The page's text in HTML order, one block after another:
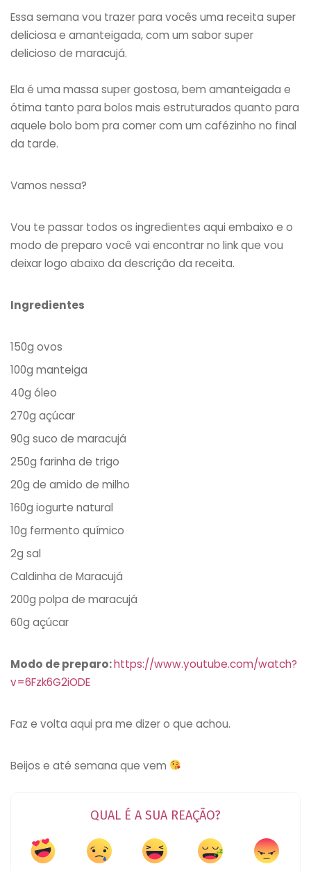
Essa semana vou trazer para vocês uma receita super
deliciosa e amanteigada, com um sabor super
delicioso de maracujá.
Ela é uma massa super gostosa, bem amanteigada e
ótima tanto para bolos mais estruturados quanto para
aquele bolo bom pra comer com um cafézinho no final
da tarde.
Vamos nessa?
Vou te passar todos os ingredientes aqui embaixo e o
modo de preparo você vai encontrar no link que vou
deixar logo abaixo da descrição da receita.
Ingredientes
150g ovos
100g manteiga
40g óleo
270g açúcar
90g suco de maracujá
250g farinha de trigo
20g de amido de milho
160g iogurte natural
10g fermento químico
2g sal
Caldinha de Maracujá
200g polpa de maracujá
60g açúcar
Modo de preparo:https://www.youtube.com/watch?
v=6Fzk6G2iODE
Faz e volta aqui pra me dizer o que achou.
Beijos e até semana que vem
QUAL É A SUA REAÇÃO?